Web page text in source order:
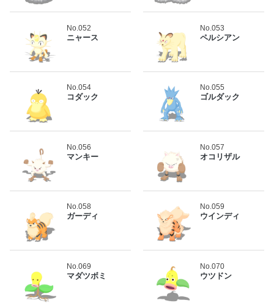
No.052
ニャース
No.053
ペルシアン
No.054
コダック
No.055
ゴルダック
No.056
マンキー
No.057
オコリザル
No.058
ガーディ
No.059
ウインディ
No.069
マダツボミ
No.070
ウツドン